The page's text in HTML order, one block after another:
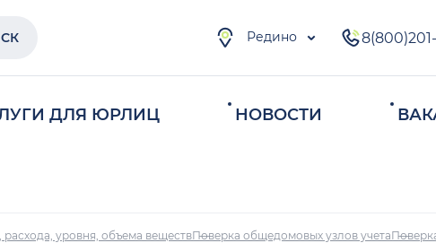
Редино
ДЛЯ ЮРЛИЦ НОВОСТИ
уровня, объема веществПоверка общедомовых узлов учета